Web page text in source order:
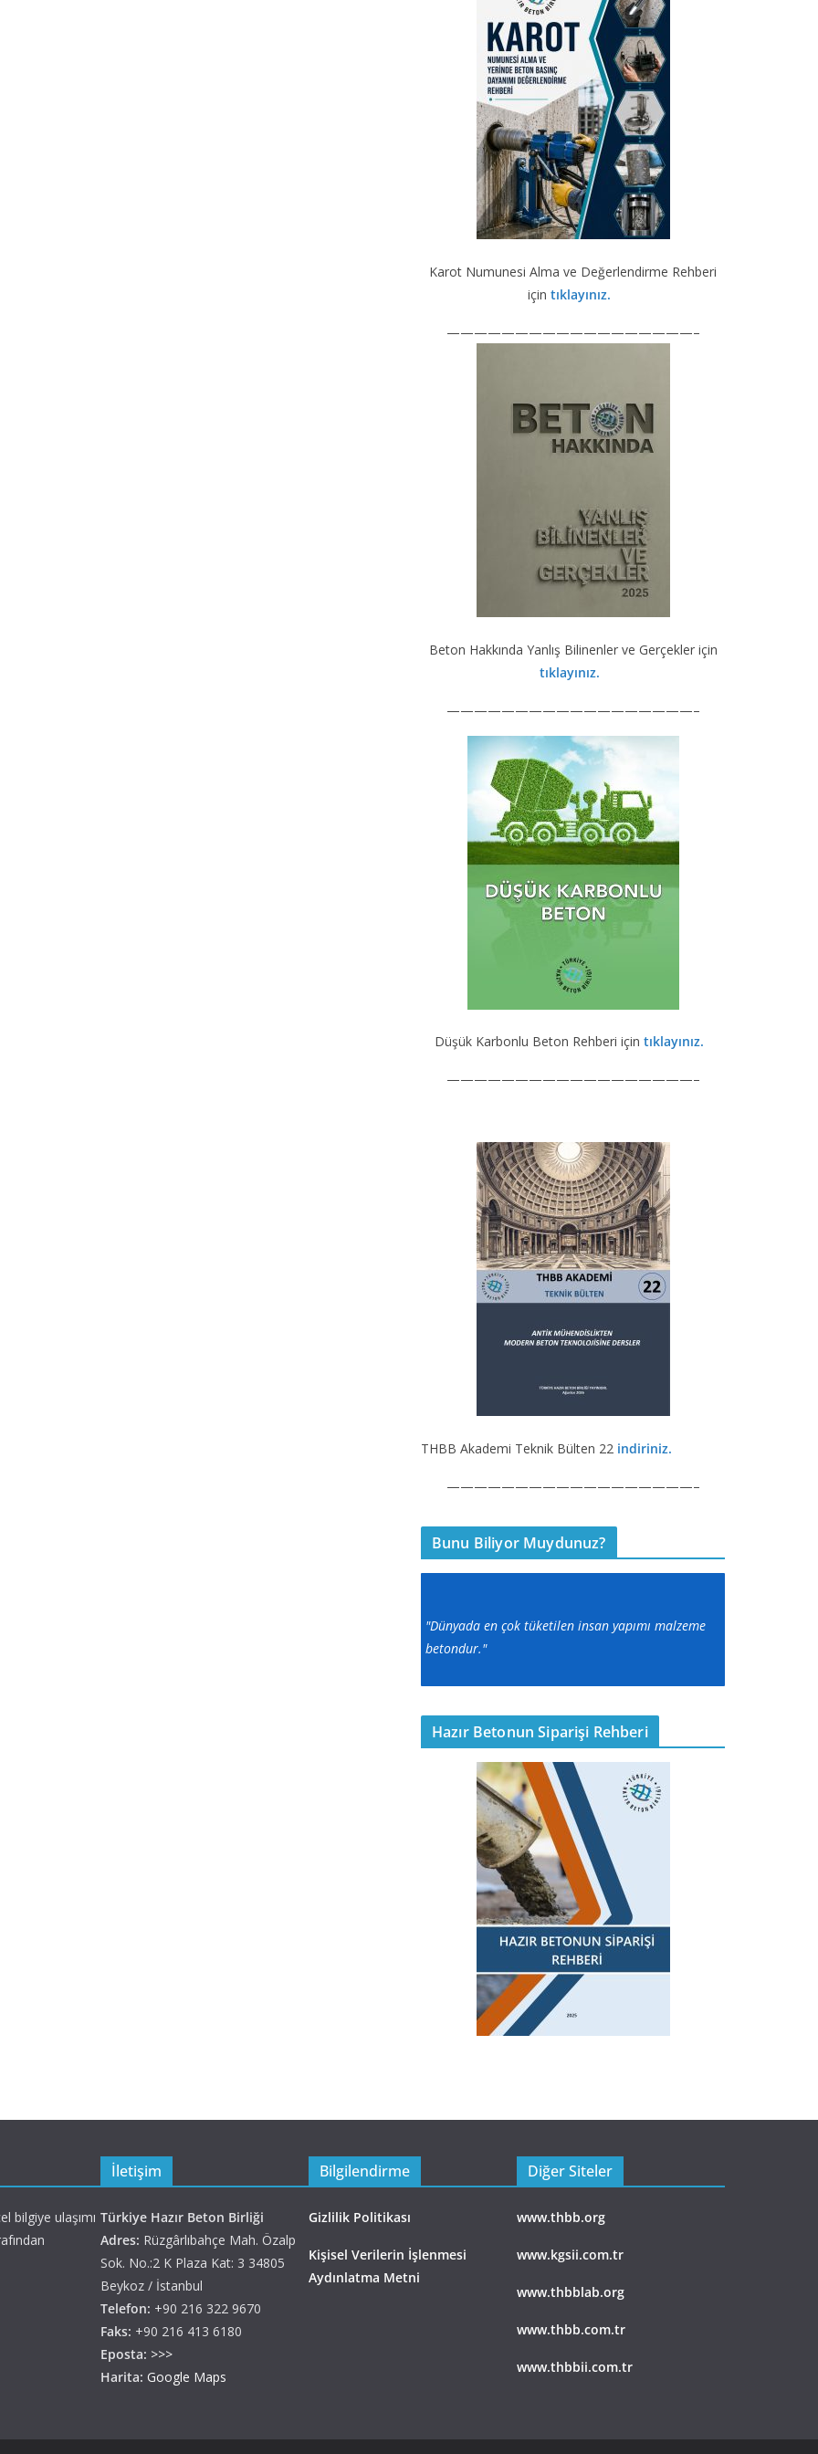
a
m
dI
n
u
b
e
Karot Numunesi Alma ve Değerlendirme Rehberi
için tıklayınız.
——————————————————–
Beton Hakkında Yanlış Bilinenler ve Gerçekler için
tıklayınız.
——————————————————–
Düşük Karbonlu Beton Rehberi için tıklayınız.
——————————————————–
THBB Akademi Teknik Bülten 22 indiriniz.
——————————————————–
Bunu Biliyor Muydunuz?
"Dünyada en çok tüketilen insan yapımı malzeme
betondur."
Hazır Betonun Siparişi Rehberi
bilgiye ulaşımı
İletişim
Türkiye Hazır Beton Birliği
Adres: Rüzgârlıbahçe Mah. Özalp
Sok. No.:2 K Plaza Kat: 3 34805
Beykoz / İstanbul
Telefon: +90 216 322 9670
Faks: +90 216 413 6180
Eposta: >>>
Harita: Google Maps
Bilgilendirme
Gizlilik Politikası
Kişisel Verilerin İşlenmesi
Aydınlatma Metni
Diğer Siteler
www.thbb.org
www.kgsii.com.tr
www.thbblab.org
www.thbb.com.tr
www.thbbii.com.tr